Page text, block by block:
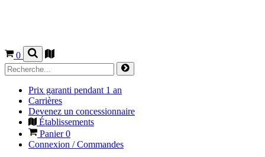
0
Prix garanti pendant 1 an
Carrières
Devenez un concessionnaire
Établissements
Panier0
Connexion / Commandes